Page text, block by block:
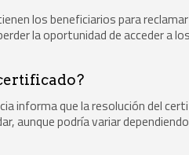
los beneficiarios para
la oportunidad de acceder a
informa que la resolución del
aunque podría variar